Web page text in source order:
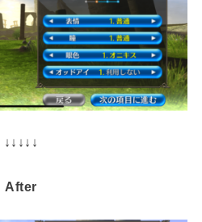
↓↓↓↓↓
After